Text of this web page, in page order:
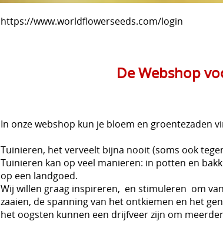
https://www.worldflowerseeds.com/login
De Webshop
In onze webshop kun je bloem en groentezaden
Tuinieren, het verveelt bijna nooit (soms ook
Tuinieren kan op veel manieren: in potten en
op een landgoed.
Wij willen graag inspireren, en stimuleren om
zaaien, de spanning van het ontkiemen en het
het oogsten kunnen een drijfveer zijn om